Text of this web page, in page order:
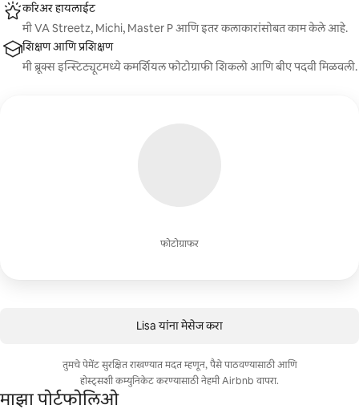
फोटोग्राफर
करिअर हायलाईट
मी VA Streetz, Michi, Master P आणि इतर कलाकारांसोबत काम केले आहे.
शिक्षण आणि प्रशिक्षण
मी ब्रूक्स इन्स्टिट्यूटमध्ये कमर्शियल फोटोग्राफी शिकलो आणि बीए पदवी मिळवली.
Lisa यांना मेसेज करा
तुमचे पेमेंट सुरक्षित राखण्यात मदत म्हणून, पैसे पाठवण्यासाठी आणि
होस्ट्सशी कम्युनिकेट करण्यासाठी नेहमी Airbnb वापरा.
माझा पोर्टफोलिओ